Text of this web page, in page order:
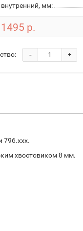
мм:
1495 р.
+
-
796.xxx.
хвостовиком 8 мм.